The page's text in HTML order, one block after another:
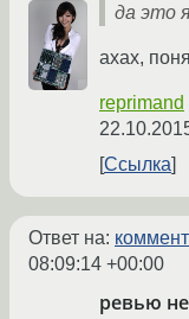
да это
ахах,
reprimand
Ссылка
Ответ на:
08:09:14 +00:00
ревью